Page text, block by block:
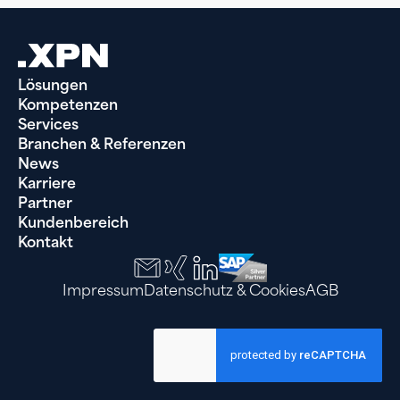
Lösungen
Kompetenzen
Services
Branchen & Referenzen
News
Karriere
Partner
Kundenbereich
Kontakt
ImpressumDatenschutz & CookiesAGB